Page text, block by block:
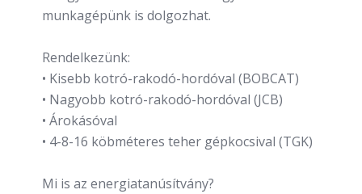
munkagépünk is dolgozhat.
Rendelkezünk:
• Kisebb kotró-rakodó-hordóval (BOBCAT)
• Nagyobb kotró-rakodó-hordóval (JCB)
• Árokásóval
• 4-8-16 köbméteres teher gépkocsival (TGK)
Mi is az energiatanúsítvány?